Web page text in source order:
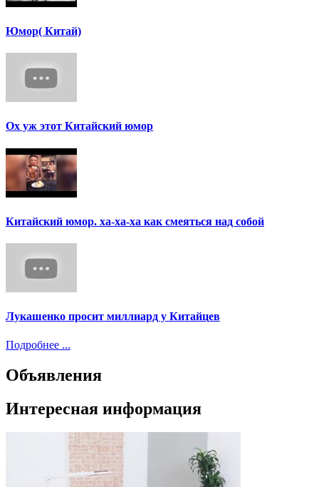
Юмор( Китай)
Ох уж этот Китайский юмор
Китайский юмор. ха-ха-ха как смеяться над собой
Лукашенко просит миллиард у Китайцев
Подробнее ...
Объявления
Интересная информация